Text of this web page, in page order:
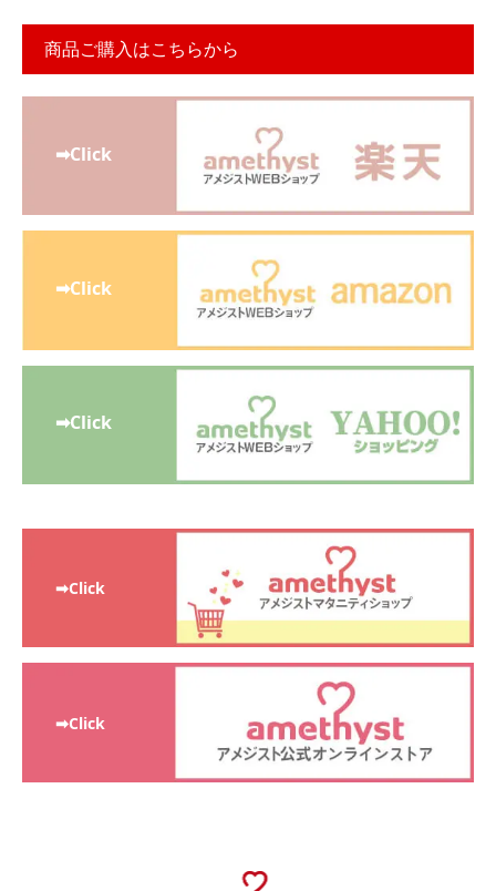
商品ご購入はこちらから
➡Click
➡Click
➡Click
➡Click
➡Click